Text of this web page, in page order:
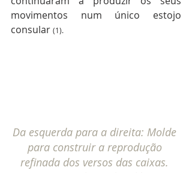
movimentos num único estojo
consular (1).
Da esquerda para a direita: Molde
para construir a reprodução
refinada dos versos das caixas.